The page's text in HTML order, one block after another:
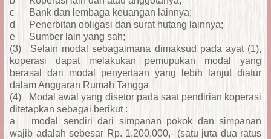
c
Bank dan lembaga keuangan lainnya;
d
Penerbitan obligasi dan surat hutang lainnya;
e
Sumber lain yang sah;
(3)
Selain modal sebagaimana dimaksud pada ayat (1),
koperasi dapat melakukan pemupukan modal yang
berasal dari modal penyertaan yang lebih lanjut diatur
dalam Anggaran Rumah Tangga
(4)
Modal awal yang disetor pada saat pendirian koperasi
ditetapkan sebagai berikut :
a
modal sendiri dari simpanan pokok dan simpanan
wajib adalah sebesar Rp. 1.200.000,- (satu juta dua ratus